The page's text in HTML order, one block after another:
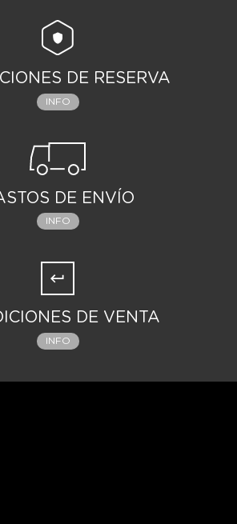
DE RESERVA
INFO
DE ENVÍO
INFO
DE VENTA
INFO